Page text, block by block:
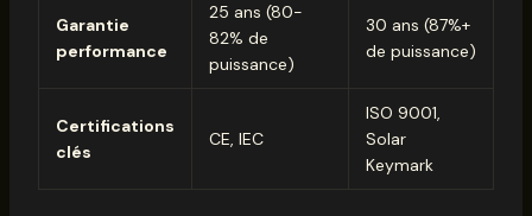
Garantie
performance
25 ans (80-
82% de
puissance)
30 ans (87%+
de puissance)
Certifications
clés
CE, IEC
ISO 9001,
Solar
Keymark